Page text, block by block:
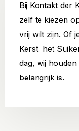
Bij Kontakt der
zelf te kiezen
vrij wilt zijn. Of
Kerst, het
dag, wij
belangrijk is.